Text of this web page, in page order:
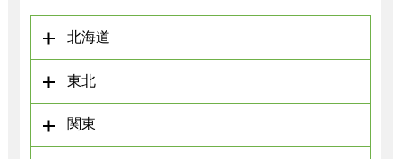
北海道
東北
関東